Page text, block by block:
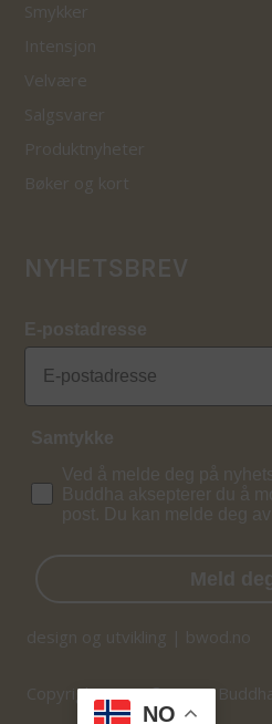
Smykker
Intensjon
Velvære
Salgsvarer
Produktnyheter
Bøker og kort
NYHETSBREV
E-postadresse
Samtykke
Ved å melde deg på
Buddha aksepterer du å
post. Du kan melde deg
Meld
Copyright 2026 © Tante
design og utvikling | bwod.no
NO